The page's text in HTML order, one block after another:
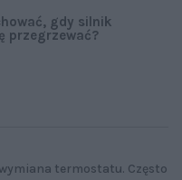
gdy silnik
przegrzewać?
termostatu. Często